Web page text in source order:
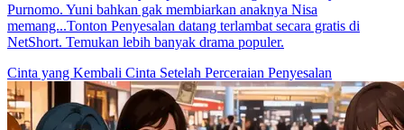
Purnomo. Yuni bahkan gak membiarkan anaknya Nisa
memang...Tonton Penyesalan datang terlambat secara gratis di
NetShort. Temukan lebih banyak drama populer.
Cinta yang Kembali Cinta Setelah Perceraian Penyesalan